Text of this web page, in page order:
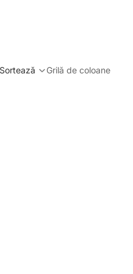
Grilă de coloane